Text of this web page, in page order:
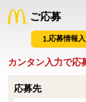
ご応募
応募情報入
カンタン入力で応
応募先